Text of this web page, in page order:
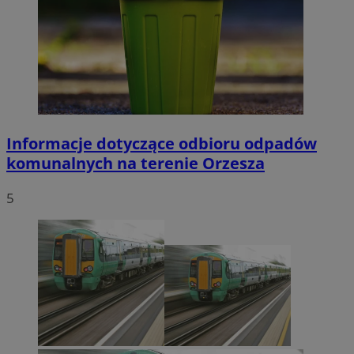
Informacje dotyczące odbioru odpadów
komunalnych na terenie Orzesza
5
.youtube.com
Google Privacy Policy